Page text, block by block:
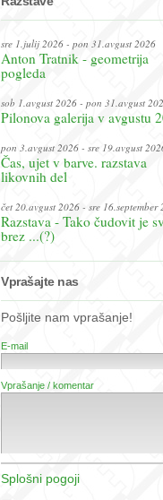
sre 1.julij 2026 - pon 31.avgust 2026
Anton Tratnik - geometrija
pogleda
sob 1.avgust 2026 - pon 31.avgust
Pilonova galerija v avgustu
pon 3.avgust 2026 - sre 19.avgust
Čas, ujet v barve. razstava
likovnih del
čet 20.avgust 2026 - sre 16.september
Razstava - Tako čudovit je
brez ...(?)
Vprašajte nas
Pošljite nam vprašanje!
E-mail
Vprašanje / komentar
Splošni pogoji